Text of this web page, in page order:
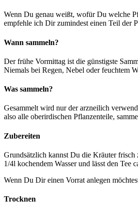
Wenn Du genau weißt, wofür Du welche
empfehle ich Dir zumindest einen Teil der
Wann sammeln?
Der frühe Vormittag ist die günstigste
Niemals bei Regen, Nebel oder feuchtem
Was sammeln?
Gesammelt wird nur der arzneilich
also alle oberirdischen Pflanzenteile,
Zubereiten
Grundsätzlich kannst Du die Kräuter
1/4l kochendem Wasser und lässt den Tee
Wenn Du Dir einen Vorrat anlegen
Trocknen